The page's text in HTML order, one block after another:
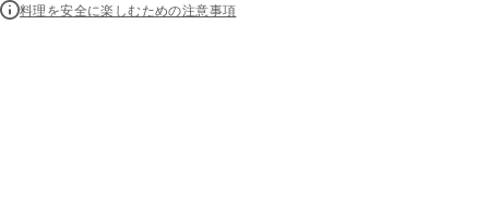
料理を安全に楽しむための注意事項